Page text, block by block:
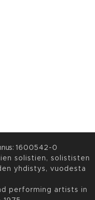
1600542-0
solistien, solististen
yhdistys, vuodesta
performing artists in